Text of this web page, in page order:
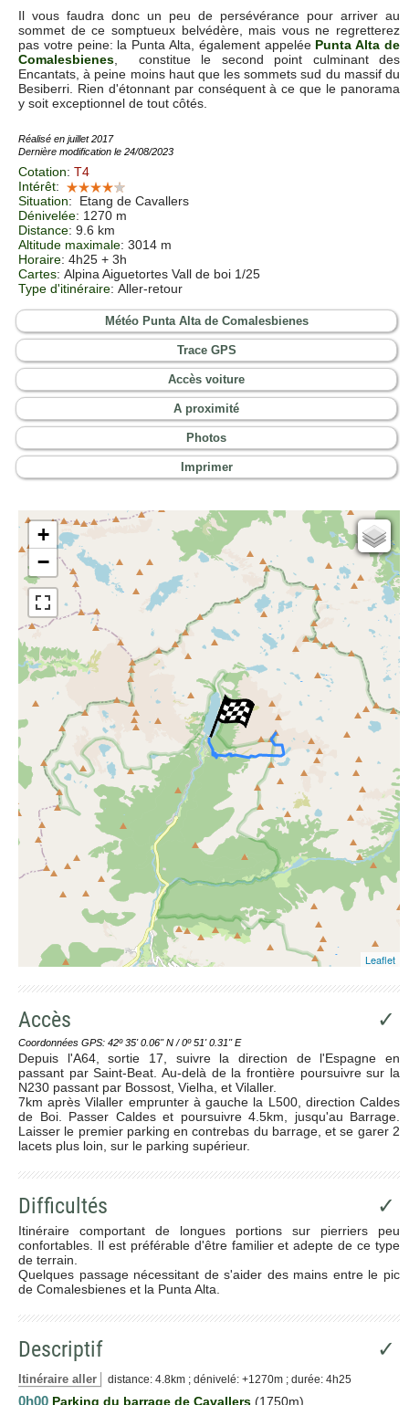
Il vous faudra donc un peu de persévérance pour arriver au
sommet de ce somptueux belvédère, mais vous ne regretterez
pas votre peine: la Punta Alta, également appelée Punta Alta de
Comalesbienes , constitue le second point culminant des
Encantats, à peine moins haut que les sommets sud du massif du
Besiberri. Rien d'étonnant par conséquent à ce que le panorama
y soit exceptionnel de tout côtés.
Réalisé en juillet 2017
Dernière modification le 24/08/2023
Cotation: T4
Intérêt:
Situation:
Etang de Cavallers
Dénivelée: 1270 m
Distance: 9.6 km
Altitude maximale: 3014 m
Horaire: 4h25 + 3h
Cartes: Alpina Aiguetortes Vall de boi 1/25
Type d'itinéraire: Aller-retour
Météo Punta Alta de Comalesbienes
Trace GPS
Accès voiture
A proximité
Photos
Imprimer
+
−
Open Topo Map
Open Street Map
ESRI Word Imagery
Leaflet
Accès ✓
Coordonnées GPS: 42º 35' 0.06'' N / 0º 51' 0.31'' E
Depuis l'A64, sortie 17, suivre la direction de l'Espagne en
passant par Saint-Beat. Au-delà de la frontière poursuivre sur la
N230 passant par Bossost, Vielha, et Vilaller.
7km après Vilaller emprunter à gauche la L500, direction Caldes
de Boi. Passer Caldes et poursuivre 4.5km, jusqu'au Barrage.
Laisser le premier parking en contrebas du barrage, et se garer 2
lacets plus loin, sur le parking supérieur.
Difficultés ✓
Itinéraire comportant de longues portions sur pierriers peu
confortables. Il est préférable d'être familier et adepte de ce type
de terrain.
Quelques passage nécessitant de s'aider des mains entre le pic
de Comalesbienes et la Punta Alta.
Descriptif ✓
Itinéraire aller distance: 4.8km ; dénivelé: +1270m ; durée: 4h25
0h00 Parking du barrage de Cavallers (1750m)